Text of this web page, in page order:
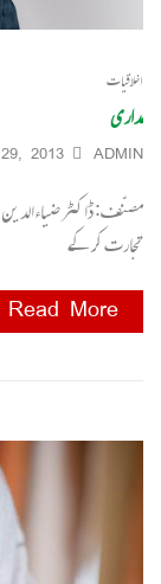
اخلاقیات
مداری
ADMIN
2013
مصنّف: ڈاکٹر ضیاءالدین
تجارت کر کے
Read More